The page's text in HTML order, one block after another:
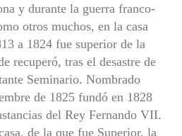
y durante la guerra franco-
otros muchos, en la casa
a 1824 fue superior de la
recuperó, tras el desastre de
Seminario. Nombrado
de 1825 fundó en 1828
del Rey Fernando VII.
de la que fue Superior, la